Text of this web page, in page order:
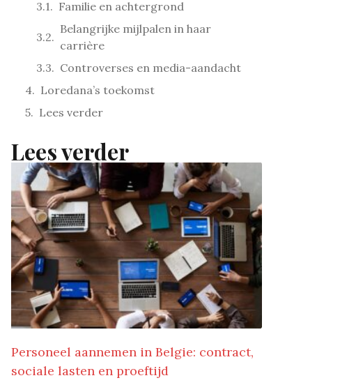
Familie en achtergrond
Belangrijke mijlpalen in haar
carrière
Controverses en media-aandacht
Loredana’s toekomst
Lees verder
Lees verder
Personeel aannemen in Belgie: contract,
sociale lasten en proeftijd